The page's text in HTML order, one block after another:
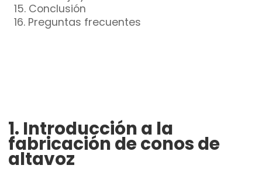
15. Conclusión
16. Preguntas frecuentes
1. Introducción a la
fabricación de conos de
altavoz